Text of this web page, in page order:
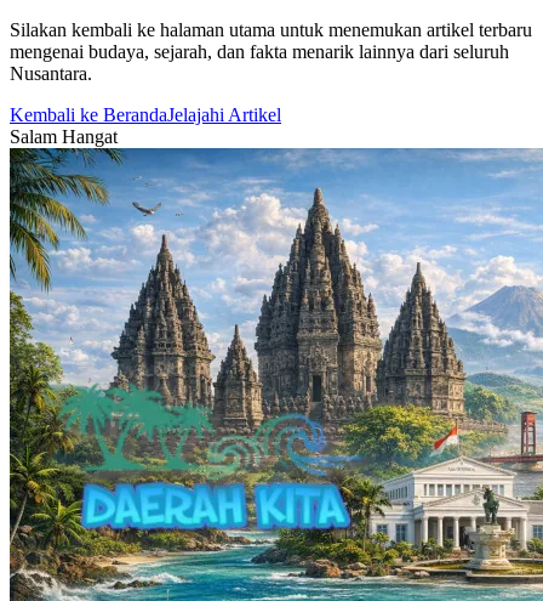
Silakan kembali ke halaman utama untuk menemukan artikel terbaru
mengenai budaya, sejarah, dan fakta menarik lainnya dari seluruh
Nusantara.
Kembali ke BerandaJelajahi Artikel
Salam Hangat